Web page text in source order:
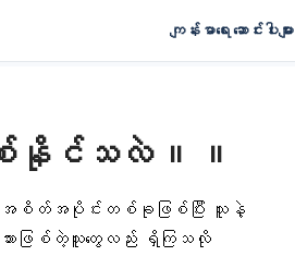
ကျန်းမာရေး ဆောင်းပါးများ
စ်နိုင်သလဲ ။ ။
စိတ်အပိုင်းတစ်ခုဖြစ်ပြီး သူနဲ့
းသားဖြစ်တဲ့သူတွေလည်း ရှိကြသလို